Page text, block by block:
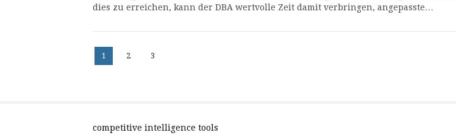
dies zu erreichen, kann der DBA wertvolle Zeit damit verbringen, angepasste…
Seitennummerierung
der
Seite
1 Seite
2 Seite
3
competitive intelligence tools